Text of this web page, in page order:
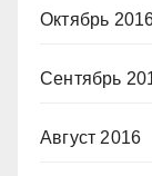
Октябрь
Сентябрь
Август 2016